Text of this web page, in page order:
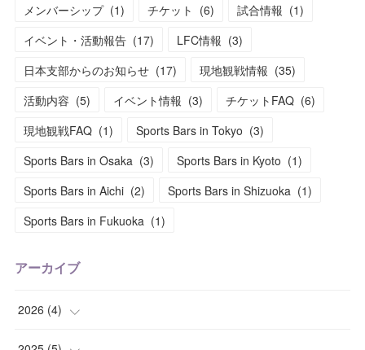
メンバーシップ (1) チケット (6) 試合情報 (1)
イベント・活動報告 (17) LFC情報 (3)
日本支部からのお知らせ (17) 現地観戦情報 (35)
活動内容 (5) イベント情報 (3) チケットFAQ (6)
現地観戦FAQ (1) Sports Bars in Tokyo (3)
Sports Bars in Osaka (3) Sports Bars in Kyoto (1)
Sports Bars in Aichi (2) Sports Bars in Shizuoka (1)
Sports Bars in Fukuoka (1)
アーカイブ
2026 (4)